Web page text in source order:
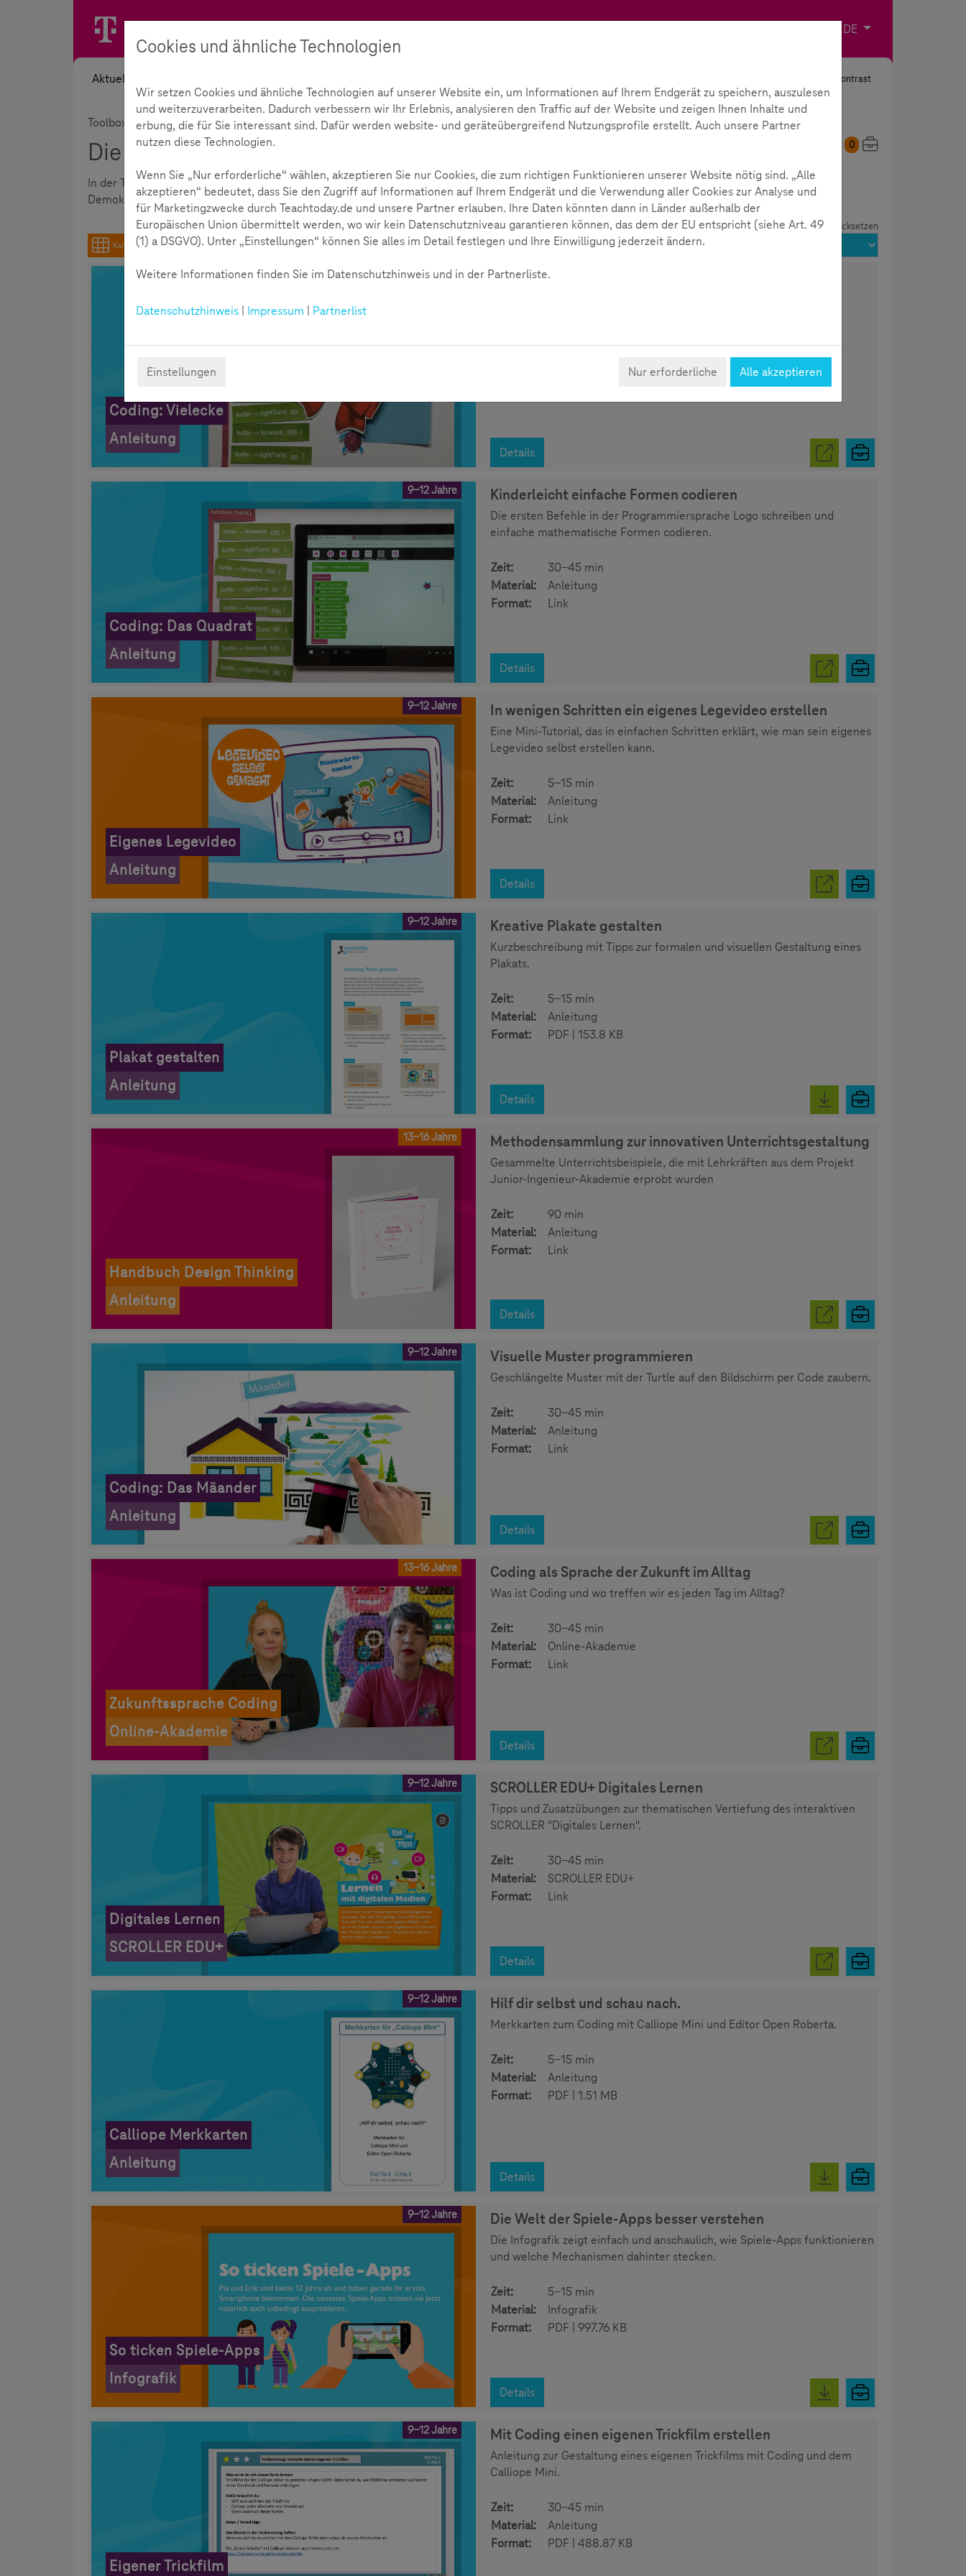
DE Sprache wählen
Aktuelles Kontrast
Toolbox
Die Toolbox 0
In der Toolbox finden Sie schnell und übersichtlich vielfältige Materialen zur Förderung der Medien- und
Demokratiekompetenz junger Menschen im Alter von 9-16 Jahren.
Filter zurücksetzen
Karten
9-12 Jahre
Coding: Vielecke
Anleitung
Geometrische Formen programmieren
Details
9-12 Jahre
Coding: Das Quadrat
Anleitung
Kinderleicht einfache Formen codieren
Die ersten Befehle in der Programmiersprache Logo schreiben und
einfache mathematische Formen codieren.
Zeit:
30-45 min
Material:
Anleitung
Format:
Link
Details
9-12 Jahre
Eigenes Legevideo
Anleitung
In wenigen Schritten ein eigenes Legevideo erstellen
Eine Mini-Tutorial, das in einfachen Schritten erklärt, wie man sein eigenes
Legevideo selbst erstellen kann.
Zeit:
5-15 min
Material:
Anleitung
Format:
Link
Details
9-12 Jahre
Plakat gestalten
Anleitung
Kreative Plakate gestalten
Kurzbeschreibung mit Tipps zur formalen und visuellen Gestaltung eines
Plakats.
Zeit:
5-15 min
Material:
Anleitung
Format:
PDF | 153.8 KB
Details
13-16 Jahre
Handbuch Design Thinking
Anleitung
Methodensammlung zur innovativen Unterrichtsgestaltung
Gesammelte Unterrichtsbeispiele, die mit Lehrkräften aus dem Projekt
Junior-Ingenieur-Akademie erprobt wurden
Zeit:
90 min
Material:
Anleitung
Format:
Link
Details
9-12 Jahre
Coding: Das Mäander
Anleitung
Visuelle Muster programmieren
Geschlängelte Muster mit der Turtle auf den Bildschirm per Code zaubern.
Zeit:
30-45 min
Material:
Anleitung
Format:
Link
Details
13-16 Jahre
Zukunftssprache Coding
Online-Akademie
Coding als Sprache der Zukunft im Alltag
Was ist Coding und wo treffen wir es jeden Tag im Alltag?
Zeit:
30-45 min
Material:
Online-Akademie
Format:
Link
Details
9-12 Jahre
Digitales Lernen
SCROLLER EDU+
SCROLLER EDU+ Digitales Lernen
Tipps und Zusatzübungen zur thematischen Vertiefung des interaktiven
SCROLLER "Digitales Lernen".
Zeit:
30-45 min
Material:
SCROLLER EDU+
Format:
Link
Details
9-12 Jahre
Calliope Merkkarten
Anleitung
Hilf dir selbst und schau nach.
Merkkarten zum Coding mit Calliope Mini und Editor Open Roberta.
Zeit:
5-15 min
Material:
Anleitung
Format:
PDF | 1.51 MB
Details
9-12 Jahre
So ticken Spiele-Apps
Infografik
Die Welt der Spiele-Apps besser verstehen
Die Infografik zeigt einfach und anschaulich, wie Spiele-Apps funktionieren
und welche Mechanismen dahinter stecken.
Zeit:
5-15 min
Material:
Infografik
Format:
PDF | 997.76 KB
Details
9-12 Jahre
Eigener Trickfilm
Mit Coding einen eigenen Trickfilm erstellen
Anleitung zur Gestaltung eines eigenen Trickfilms mit Coding und dem
Calliope Mini.
Zeit:
30-45 min
Material:
Anleitung
Format:
PDF | 488.87 KB
Cookies und ähnliche Technologien
Wir setzen Cookies und ähnliche Technologien auf unserer Website ein, um Informationen auf Ihrem Endgerät zu speichern, auszulesen
und weiterzuverarbeiten. Dadurch verbessern wir Ihr Erlebnis, analysieren den Traffic auf der Website und zeigen Ihnen Inhalte und
erbung, die für Sie interessant sind. Dafür werden website- und geräteübergreifend Nutzungsprofile erstellt. Auch unsere Partner
nutzen diese Technologien.
Wenn Sie „Nur erforderliche“ wählen, akzeptieren Sie nur Cookies, die zum richtigen Funktionieren unserer Website nötig sind. „Alle
akzeptieren“ bedeutet, dass Sie den Zugriff auf Informationen auf Ihrem Endgerät und die Verwendung aller Cookies zur Analyse und
für Marketingzwecke durch Teachtoday.de und unsere Partner erlauben. Ihre Daten könnten dann in Länder außerhalb der
Europäischen Union übermittelt werden, wo wir kein Datenschutzniveau garantieren können, das dem der EU entspricht (siehe Art. 49
(1) a DSGVO). Unter „Einstellungen“ können Sie alles im Detail festlegen und Ihre Einwilligung jederzeit ändern.
Weitere Informationen finden Sie im Datenschutzhinweis und in der Partnerliste.
Datenschutzhinweis Impressum Partnerlist
Einstellungen Nur erforderliche Alle akzeptieren